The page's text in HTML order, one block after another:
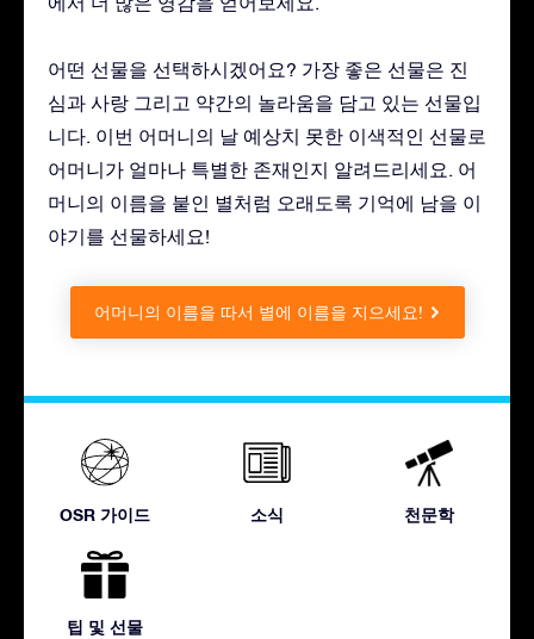
어떤 선물을 선택하시겠어요? 가장 좋은 선물은 진
심과 사랑 그리고 약간의 놀라움을 담고 있는 선물입
니다. 이번 어머니의 날 예상치 못한 이색적인 선물로
어머니가 얼마나 특별한 존재인지 알려드리세요. 어
머니의 이름을 붙인 별처럼 오래도록 기억에 남을 이
야기를 선물하세요!
어머니의 이름을 따서 별에 이름을 지으세요!
OSR 가이드 소식 천문학
팁 및 선물